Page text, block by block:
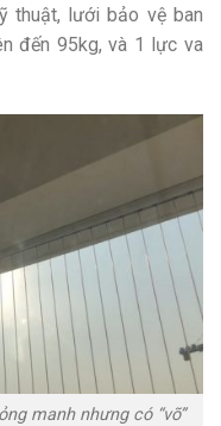
thuật, lưới bảo vệ ban
đến 95kg, và 1 lực va
manh nhưng có “võ”